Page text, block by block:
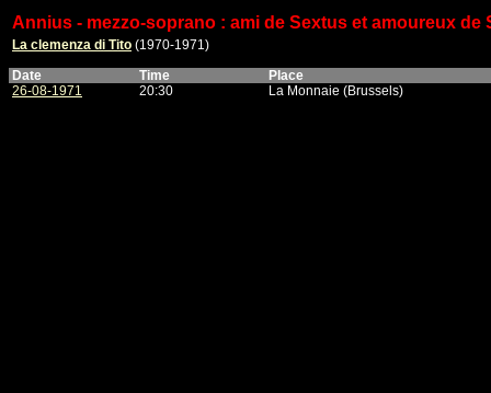
Annius - mezzo-soprano : ami de Sextus et amoureux de
La clemenza di Tito (1970-1971)
Date
Time
Place
26-08-1971
20:30 La Monnaie (Brussels)